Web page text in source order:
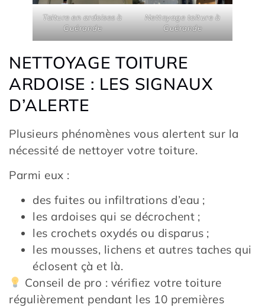
Toiture en ardoises à
Guérande
Nettoyage toiture à
Guérande
NETTOYAGE TOITURE
ARDOISE : LES SIGNAUX
D’ALERTE
Plusieurs phénomènes vous alertent sur la
nécessité de nettoyer votre toiture.
Parmi eux :
des fuites ou infiltrations d’eau ;
les ardoises qui se décrochent ;
les crochets oxydés ou disparus ;
les mousses, lichens et autres taches qui
éclosent çà et là.
Conseil de pro : vérifiez votre toiture
régulièrement pendant les 10 premières